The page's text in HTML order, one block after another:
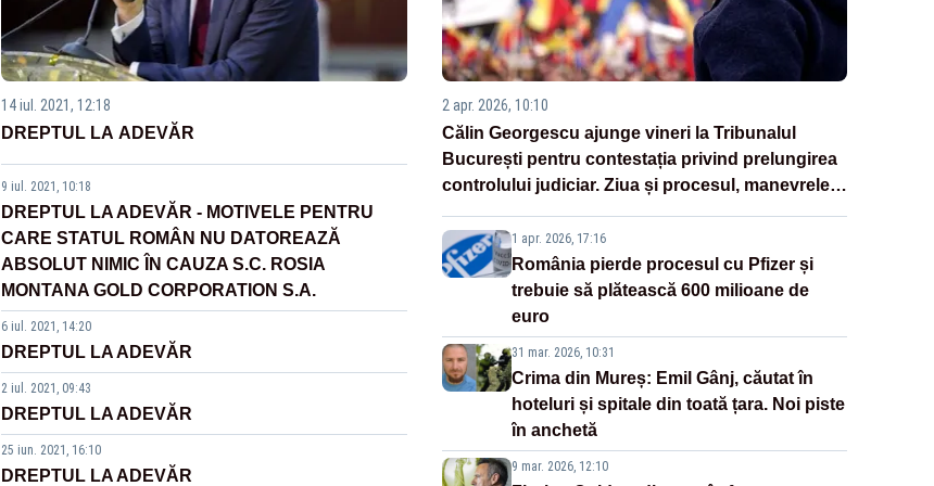
14 iul. 2021, 12:18
DREPTUL LA ADEVĂR
9 iul. 2021, 10:18
DREPTUL LA ADEVĂR - MOTIVELE PENTRU
CARE STATUL ROMÂN NU DATOREAZĂ
ABSOLUT NIMIC ÎN CAUZA S.C. ROSIA
MONTANA GOLD CORPORATION S.A.
6 iul. 2021, 14:20
DREPTUL LA ADEVĂR
2 iul. 2021, 09:43
DREPTUL LA ADEVĂR
25 iun. 2021, 16:10
DREPTUL LA ADEVĂR
2 apr. 2026, 10:10
Călin Georgescu ajunge vineri la Tribunalul
București pentru contestația privind prelungirea
controlului judiciar. Ziua și procesul, manevrele
1 apr. 2026, 17:16
România pierde procesul cu Pfizer și
trebuie să plătească 600 milioane de
euro
31 mar. 2026, 10:31
Crima din Mureș: Emil Gânj, căutat în
hoteluri și spitale din toată țara. Noi piste
în anchetă
9 mar. 2026, 12:10